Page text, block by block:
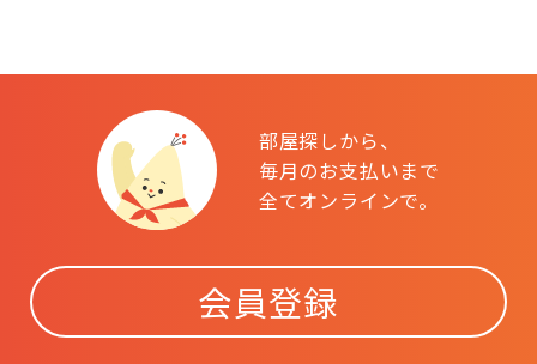
部屋探しから、
毎月のお支払いまで
全てオンラインで。
会員登録